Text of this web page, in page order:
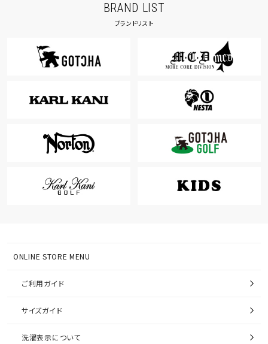
BRAND LIST
ブランドリスト
ONLINE STORE MENU
ご利用ガイド
サイズガイド
洗濯表示について